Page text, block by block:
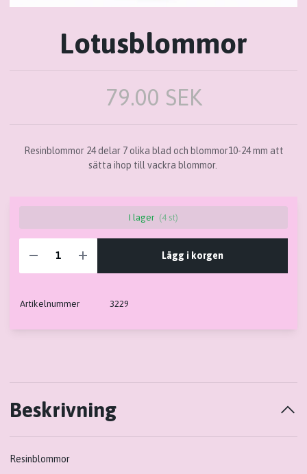
Lotusblommor
79.00 SEK
Resinblommor 24 delar 7 olika blad och blommor10-24 mm att
sätta ihop till vackra blommor.
I lager (4 st)
Lägg i korgen
Artikelnummer 3229
Beskrivning
Resinblommor